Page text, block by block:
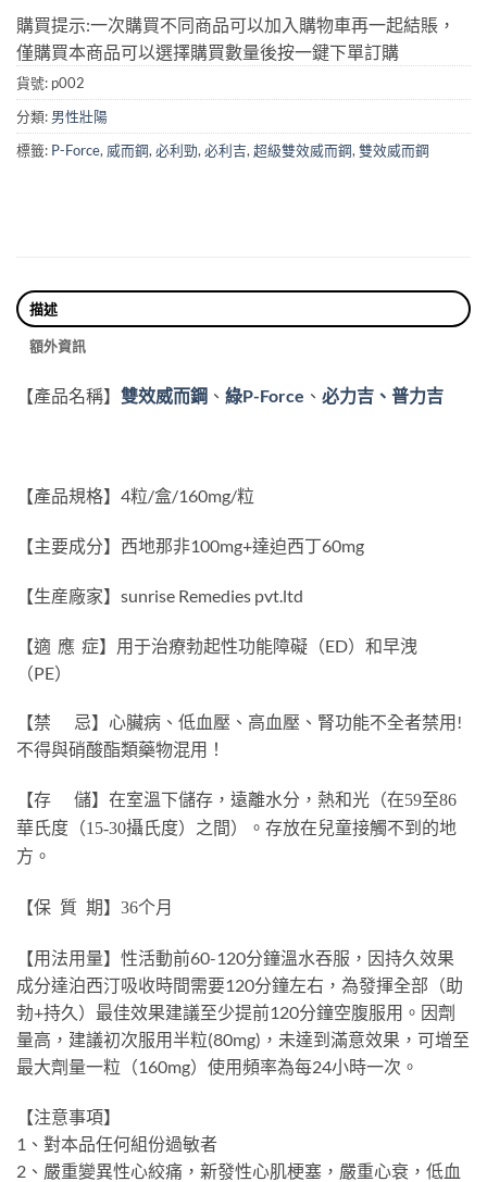
購買提示:一次購買不同商品可以加入購物車再一起結賬，
僅購買本商品可以選擇購買數量後按一鍵下單訂購
貨號: p002
分類: 男性壯陽
標籤: P-Force, 威而鋼, 必利勁, 必利吉, 超級雙效威而鋼, 雙效威而鋼
描述
額外資訊
【產品名稱】 雙效威而鋼 、 綠P-Force 、 必力吉、普力吉
【產品規格】4粒/盒/160mg/粒
【主要成分】西地那非100mg+達迫西丁60mg
【生産廠家】sunrise Remedies pvt.ltd
【適 應 症】用于治療勃起性功能障礙（ED）和早洩
（PE）
【禁 忌】心臟病、低血壓、高血壓、腎功能不全者禁用!
不得與硝酸酯類藥物混用！
【存 儲】 在室溫下儲存，遠離水分，熱和光（在59至86
華氏度（15-30攝氏度）之間）。存放在兒童接觸不到的地
方。
【保 質 期】36个月
【用法用量】性活動前60-120分鐘溫水吞服，因持久效果
成分達泊西汀吸收時間需要120分鐘左右，為發揮全部（助
勃+持久）最佳效果建議至少提前120分鐘空腹服用。因劑
量高，建議初次服用半粒(80mg)，未達到滿意效果，可增至
最大劑量一粒（160mg）使用頻率為每24小時一次。
【注意事項】
1、對本品任何組份過敏者
2、嚴重變異性心絞痛，新發性心肌梗塞，嚴重心衰，低血